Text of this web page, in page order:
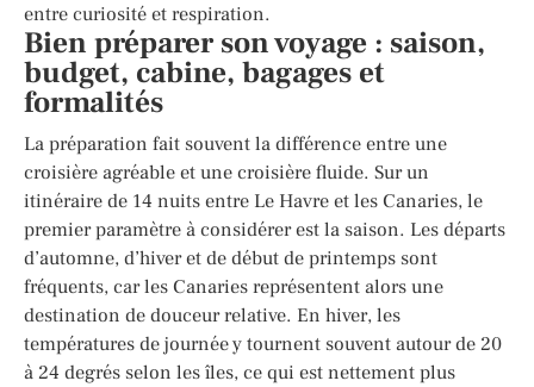
entre curiosité et respiration.
Bien préparer son voyage : saison,
budget, cabine, bagages et
formalités
La préparation fait souvent la différence entre une
croisière agréable et une croisière fluide. Sur un
itinéraire de 14 nuits entre Le Havre et les Canaries, le
premier paramètre à considérer est la saison. Les départs
d’automne, d’hiver et de début de printemps sont
fréquents, car les Canaries représentent alors une
destination de douceur relative. En hiver, les
températures de journée y tournent souvent autour de 20
à 24 degrés selon les îles, ce qui est nettement plus